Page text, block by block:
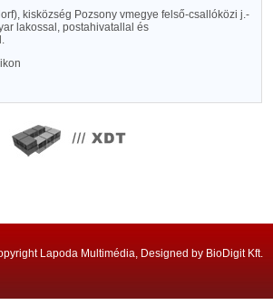
kisközség Pozsony vmegye felső-csallóközi j.-
lakossal, postahivatallal és
Lapoda Multimédia, Designed by BioDigit Kft.